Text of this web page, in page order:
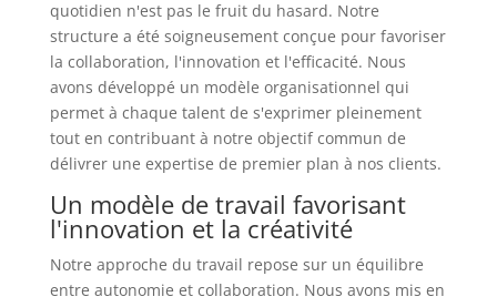
quotidien n'est pas le fruit du hasard. Notre
structure a été soigneusement conçue pour favoriser
la collaboration, l'innovation et l'efficacité. Nous
avons développé un modèle organisationnel qui
permet à chaque talent de s'exprimer pleinement
tout en contribuant à notre objectif commun de
délivrer une expertise de premier plan à nos clients.
Un modèle de travail favorisant
l'innovation et la créativité
Notre approche du travail repose sur un équilibre
entre autonomie et collaboration. Nous avons mis en